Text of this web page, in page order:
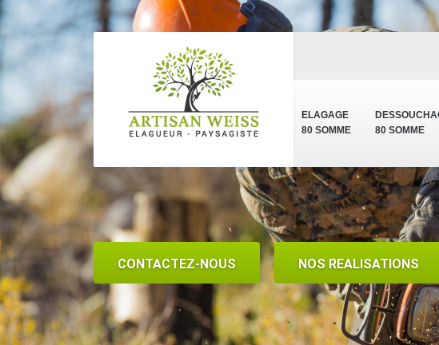
ELAGAGE
80 SOMME
80 SOMME
CONTACTEZ-NOUS NOS REALISATIONS